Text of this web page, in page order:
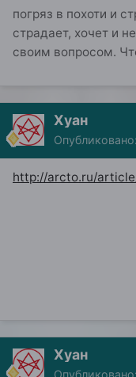
погряз в похоти и
страдает, хочет и
своим вопросом.
Хуан
Опубликовано:
http://arcto.ru/
Хуан
Опубликовано: